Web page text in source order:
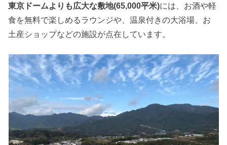
東京ドームよりも広大な敷地(65,000平米)には、お酒や軽
食を無料で楽しめるラウンジや、温泉付きの大浴場、お
土産ショップなどの施設が点在しています。